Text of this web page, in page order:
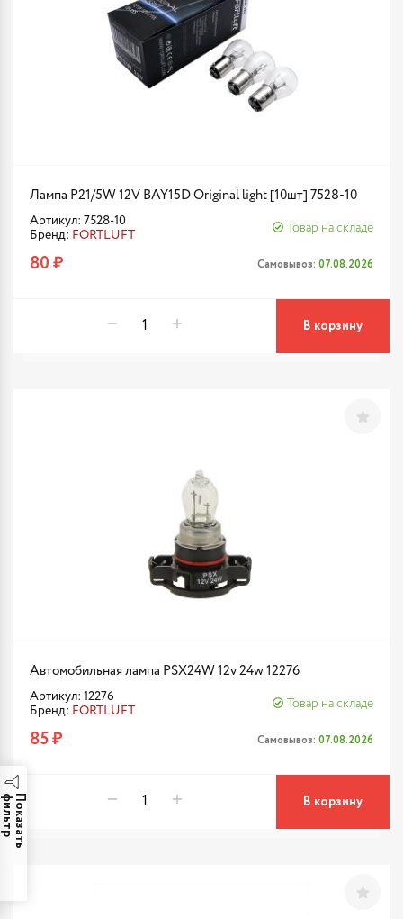
П
о
к
а
з
а
т
ь
ф
и
л
ь
т
Лампа P21/5W 12V BAY15D Original light [10шт] 7528-10
Артикул: 7528-10
Бренд: FORTLUFT
Товар на складе
80 ₽ Самовывоз: 07.08.2026
В корзину
Автомобильная лампа PSX24W 12v 24w 12276
Артикул: 12276
Бренд: FORTLUFT
Товар на складе
85 ₽ Самовывоз: 07.08.2026
В корзину